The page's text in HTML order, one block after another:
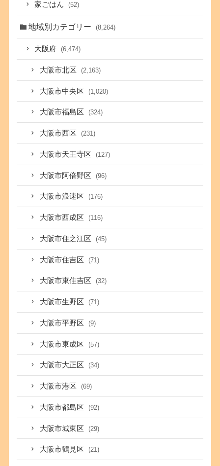
家ごはん (52)
地域別カテゴリー (8,264)
大阪府 (6,474)
大阪市北区 (2,163)
大阪市中央区 (1,020)
大阪市福島区 (324)
大阪市西区 (231)
大阪市天王寺区 (127)
大阪市阿倍野区 (96)
大阪市浪速区 (176)
大阪市西成区 (116)
大阪市住之江区 (45)
大阪市住吉区 (71)
大阪市東住吉区 (32)
大阪市生野区 (71)
大阪市平野区 (9)
大阪市東成区 (57)
大阪市大正区 (34)
大阪市港区 (69)
大阪市都島区 (92)
大阪市城東区 (29)
大阪市鶴見区 (21)